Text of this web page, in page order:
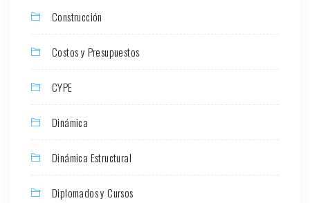
Construcción
Costos y Presupuestos
CYPE
Dinámica
Dinámica Estructural
Diplomados y Cursos